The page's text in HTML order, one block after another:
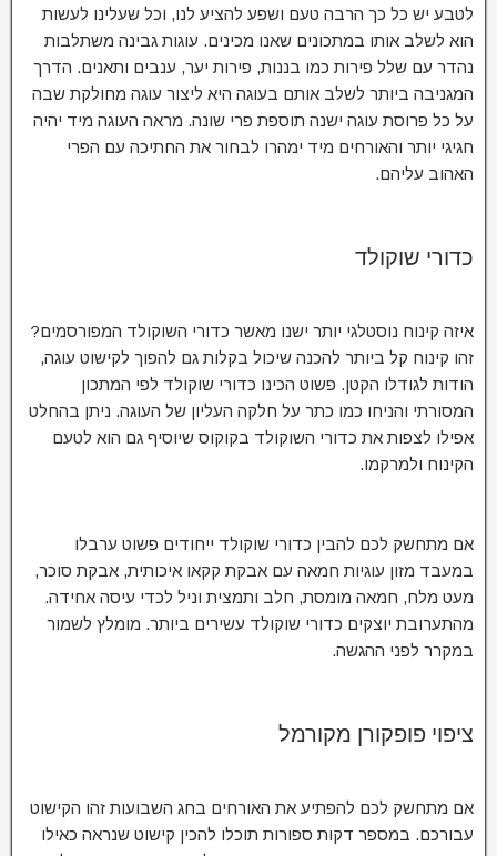
לטבע יש כל כך הרבה טעם ושפע להציע לנו, וכל שעלינו לעשות
הוא לשלב אותו במתכונים שאנו מכינים. עוגות גבינה משתלבות
נהדר עם שלל פירות כמו בננות, פירות יער, ענבים ותאנים. הדרך
המגניבה ביותר לשלב אותם בעוגה היא ליצור עוגה מחולקת שבה
על כל פרוסת עוגה ישנה תוספת פרי שונה. מראה העוגה מיד יהיה
חגיגי יותר והאורחים מיד ימהרו לבחור את החתיכה עם הפרי
האהוב עליהם.
כדורי שוקולד
איזה קינוח נוסטלגי יותר ישנו מאשר כדורי השוקולד המפורסמים?
זהו קינוח קל ביותר להכנה שיכול בקלות גם להפוך לקישוט עוגה,
הודות לגודלו הקטן. פשוט הכינו כדורי שוקולד לפי המתכון
המסורתי והניחו כמו כתר על חלקה העליון של העוגה. ניתן בהחלט
אפילו לצפות את כדורי השוקולד בקוקוס שיוסיף גם הוא לטעם
הקינוח ולמרקמו.
אם מתחשק לכם להבין כדורי שוקולד ייחודים פשוט ערבלו
במעבד מזון עוגיות חמאה עם אבקת קקאו איכותית, אבקת סוכר,
מעט מלח, חמאה מומסת, חלב ותמצית וניל לכדי עיסה אחידה.
מהתערובת יוצקים כדורי שוקולד עשירים ביותר. מומלץ לשמור
במקרר לפני ההגשה.
ציפוי פופקורן מקורמל
אם מתחשק לכם להפתיע את האורחים בחג השבועות זהו הקישוט
עבורכם. במספר דקות ספורות תוכלו להכין קישוט שנראה כאילו